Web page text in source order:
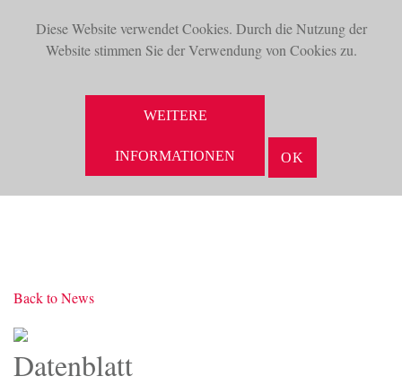
Diese Website verwendet Cookies. Durch die Nutzung der
Website stimmen Sie der Verwendung von Cookies zu.
WEITERE
INFORMATIONEN OK
Back to News
Datenblatt